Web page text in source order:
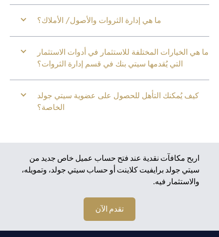
ما هي إدارة الثروات والأصول/ الأملاك؟
هي الخيارات المختلفة للاستثمار في أدوات الاستثمار
التي يُقدمها سيتي بنك في قسم إدارة الثروات؟
كيف يُمكنك التأهل للحصول على عضوية سيتي جولد
الخاصة؟
اربح مكافآت نقدية عند فتح حساب عميل خاص جديد من
سيتي جولد برايفيت كلاينت أو حساب سيتي جولد، وتمويله،
والاستثمار فيه.
تقدم الآن